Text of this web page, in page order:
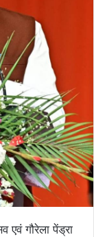
एवं गौरेला पेंड्रा